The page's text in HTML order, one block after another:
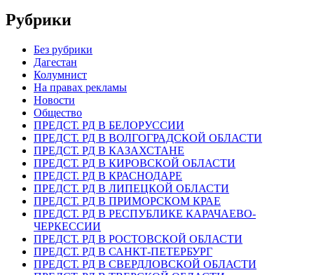
Рубрики
Без рубрики
Дагестан
Колумнист
На правах рекламы
Новости
Общество
ПРЕДСТ. РД В БЕЛОРУССИИ
ПРЕДСТ. РД В ВОЛГОГРАДСКОЙ ОБЛАСТИ
ПРЕДСТ. РД В КАЗАХСТАНЕ
ПРЕДСТ. РД В КИРОВСКОЙ ОБЛАСТИ
ПРЕДСТ. РД В КРАСНОДАРЕ
ПРЕДСТ. РД В ЛИПЕЦКОЙ ОБЛАСТИ
ПРЕДСТ. РД В ПРИМОРСКОМ КРАЕ
ПРЕДСТ. РД В РЕСПУБЛИКЕ КАРАЧАЕВО-
ЧЕРКЕССИИ
ПРЕДСТ. РД В РОСТОВСКОЙ ОБЛАСТИ
ПРЕДСТ. РД В САНКТ-ПЕТЕРБУРГ
ПРЕДСТ. РД В СВЕРДЛОВСКОЙ ОБЛАСТИ